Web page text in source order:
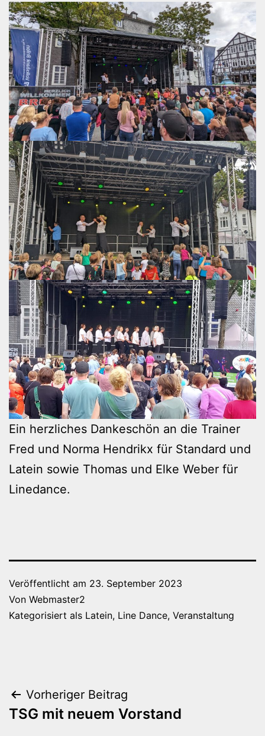
Ein herzliches Dankeschön an die Trainer
Fred und Norma Hendrikx für Standard und
Latein sowie Thomas und Elke Weber für
Linedance.
Veröffentlicht am 23. September 2023
Von Webmaster2
Kategorisiert als Latein, Line Dance, Veranstaltung
Beitragsnavigation
Vorheriger Beitrag
TSG mit neuem Vorstand